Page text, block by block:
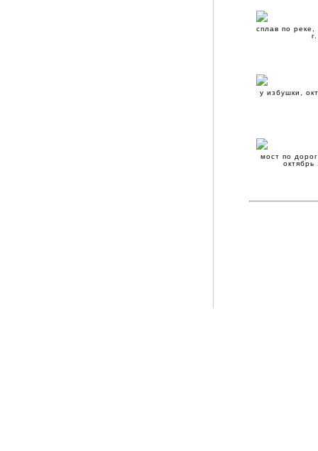
сплав по реке,
г.
у избушки,
мост по
октябрь